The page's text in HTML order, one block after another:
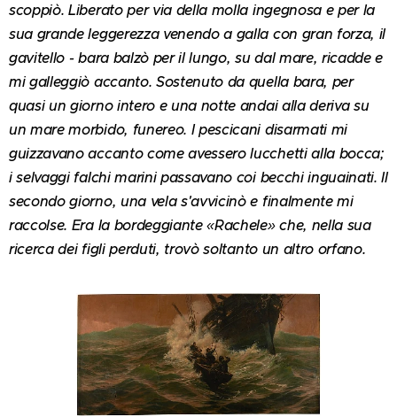
scoppiò. Liberato per via della molla ingegnosa e per la
sua grande leggerezza venendo a galla con gran forza, il
gavitello - bara balzò per il lungo, su dal mare, ricadde e
mi galleggiò accanto. Sostenuto da quella bara, per
quasi un giorno intero e una notte andai alla deriva su
un mare morbido, funereo. I pescicani disarmati mi
guizzavano accanto come avessero lucchetti alla bocca;
i selvaggi falchi marini passavano coi becchi inguainati. Il
secondo giorno, una vela s'avvicinò e finalmente mi
raccolse. Era la bordeggiante «Rachele» che, nella sua
ricerca dei figli perduti, trovò soltanto un altro orfano.